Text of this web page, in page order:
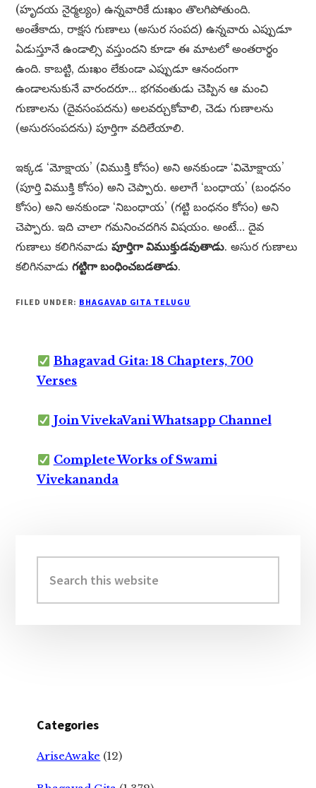
(హృదయ నైర్మల్యం) ఉన్నవారికే దుఃఖం తొలగిపోతుంది.
అంతేకాదు, రాక్షస గుణాలు (అసుర సంపద) ఉన్నవారు ఎప్పుడూ
ఏడుస్తూనే ఉండాల్సి వస్తుందని కూడా ఈ మాటలో అంతరార్థం
ఉంది. కాబట్టి, దుఃఖం లేకుండా ఎప్పుడూ ఆనందంగా
ఉండాలనుకునే వారందరూ… భగవంతుడు చెప్పిన ఆ మంచి
గుణాలను (దైవసంపదను) అలవర్చుకోవాలి, చెడు గుణాలను
(అసురసంపదను) పూర్తిగా వదిలేయాలి.
ఇక్కడ ‘మోక్షాయ’ (విముక్తి కోసం) అని అనకుండా ‘విమోక్షాయ’
(పూర్తి విముక్తి కోసం) అని చెప్పారు. అలాగే ‘బంధాయ’ (బంధనం
కోసం) అని అనకుండా ‘నిబంధాయ’ (గట్టి బంధనం కోసం) అని
చెప్పారు. ఇది చాలా గమనించదగిన విషయం. అంటే… దైవ
గుణాలు కలిగినవాడుపూర్తిగా విముక్తుడవుతాడు. అసుర గుణాలు
కలిగినవాడుగట్టిగా బంధించబడతాడు.
FILED UNDER: BHAGAVAD GITA TELUGU
Bhagavad Gita: 18 Chapters, 700
Verses
Join VivekaVani Whatsapp Channel
Complete Works of Swami
Vivekananda
Sidebar
this
website
Categories
AriseAwake (12)